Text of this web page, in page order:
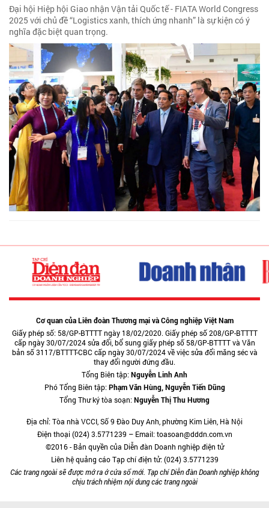
Đại hội Hiệp hội Giao nhận Vận tải Quốc tế - FIATA World Congress
2025 với chủ đề “Logistics xanh, thích ứng nhanh” là sự kiện có ý
nghĩa đặc biệt quan trọng.
Cơ quan của Liên đoàn Thương mại và Công nghiệp Việt Nam
Giấy phép số: 58/GP-BTTTT ngày 18/02/2020. Giấy phép số 208/GP-BTTTT
cấp ngày 30/07/2024 sửa đổi, bổ sung giấy phép số 58/GP-BTTTT và Văn
bản số 3117/BTTTT-CBC cấp ngày 30/07/2024 về việc sửa đổi măng séc và
thay đổi người đứng đầu.
Tổng Biên tập:Nguyễn Linh Anh
Phó Tổng Biên tập:Phạm Văn Hùng, Nguyễn Tiến Dũng
Tổng Thư ký tòa soạn:Nguyễn Thị Thu Hương
Địa chỉ: Tòa nhà VCCI, Số 9 Đào Duy Anh, phường Kim Liên, Hà Nội
Điện thoại (024) 3.5771239 – Email: toasoan@dddn.com.vn
©2016 - Bản quyền của Diễn đàn Doanh nghiệp điện tử
Liên hệ quảng cáo Tạp chí điện tử: (024) 3.5771239
Các trang ngoài sẽ được mở ra ở cửa sổ mới. Tạp chí Diễn đàn Doanh nghiệp không
chịu trách nhiệm nội dung các trang ngoài